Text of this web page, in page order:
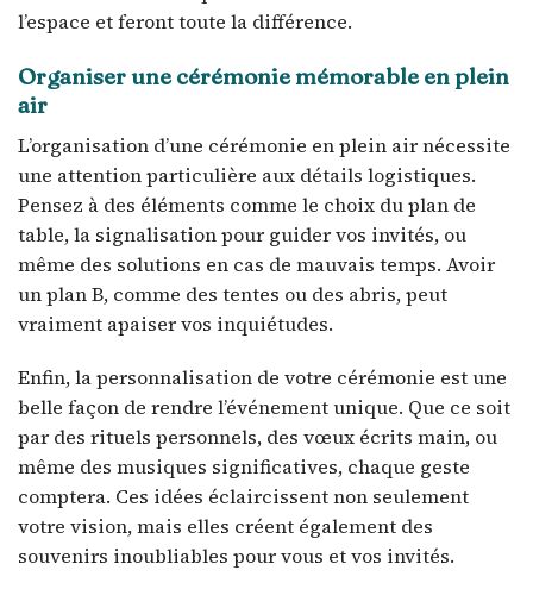
l’espace et feront toute la différence.
Organiser une cérémonie mémorable en plein
air
L’organisation d’une cérémonie en plein air nécessite
une attention particulière aux détails logistiques.
Pensez à des éléments comme le choix du plan de
table, la signalisation pour guider vos invités, ou
même des solutions en cas de mauvais temps. Avoir
un plan B, comme des tentes ou des abris, peut
vraiment apaiser vos inquiétudes.
Enfin, la personnalisation de votre cérémonie est une
belle façon de rendre l’événement unique. Que ce soit
par des rituels personnels, des vœux écrits main, ou
même des musiques significatives, chaque geste
comptera. Ces idées éclaircissent non seulement
votre vision, mais elles créent également des
souvenirs inoubliables pour vous et vos invités.